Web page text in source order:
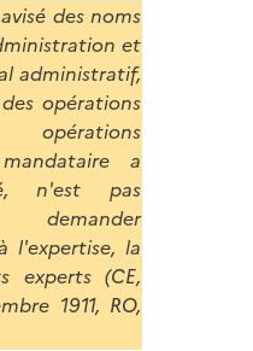
des noms
et
administratif,
opérations
a
n'est pas
l'expertise, la
experts (CE,
1911, RO,